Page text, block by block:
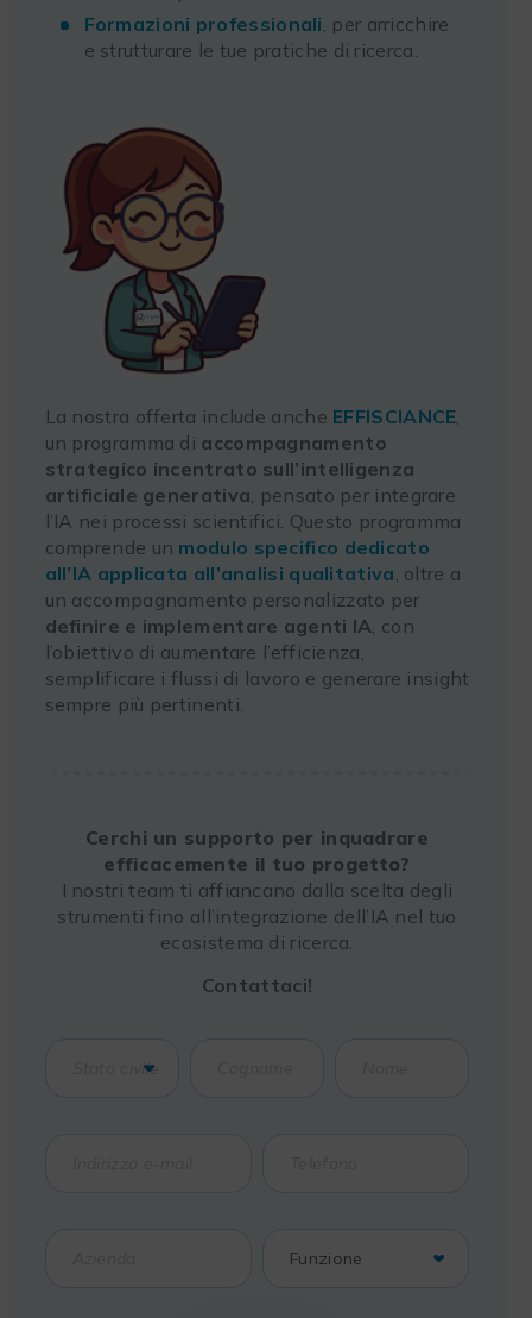
Formazioni professionali , per arricchire
e strutturare le tue pratiche di ricerca.
La nostra offerta include anche EFFISCIANCE,
un programma di accompagnamento
strategico incentrato sull’intelligenza
artificiale generativa, pensato per integrare
l’IA nei processi scientifici. Questo programma
comprende un modulo specifico dedicato
all’IA applicata all’analisi qualitativa, oltre a
un accompagnamento personalizzato per
definire e implementare agenti IA, con
l’obiettivo di aumentare l’efficienza,
semplificare i flussi di lavoro e generare insight
sempre più pertinenti.
Cerchi un supporto per inquadrare
efficacemente il tuo progetto?
I nostri team ti affiancano dalla scelta degli
strumenti fino all’integrazione dell’IA nel tuo
ecosistema di ricerca.
Contattaci!